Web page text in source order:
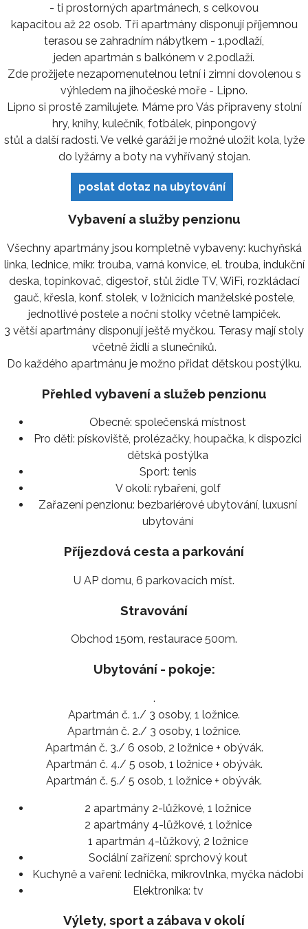
- ti prostorných apartmánech, s celkovou
kapacitou až 22 osob. Tři apartmány disponují příjemnou
terasou se zahradním nábytkem - 1.podlaží,
jeden apartmán s balkónem v 2.podlaží.
Zde prožijete nezapomenutelnou letní i zimní dovolenou s
výhledem na jihočeské moře - Lipno.
Lipno si prostě zamilujete. Máme pro Vás připraveny stolní
hry, knihy, kulečník, fotbálek, pinpongový
stůl a další radosti. Ve velké garáži je možné uložit kola, lyže
do lyžárny a boty na vyhřívaný stojan.
poslat dotaz na ubytování
Vybavení a služby penzionu
Všechny apartmány jsou kompletně vybaveny: kuchyňská
linka, lednice, mikr. trouba, varná konvice, el. trouba, indukční
deska, topinkovač, digestoř, stůl židle TV, WiFi, rozkládací
gauč, křesla, konf. stolek, v ložnicích manželské postele,
jednotlivé postele a noční stolky včetně lampiček.
3 větší apartmány disponují ještě myčkou. Terasy mají stoly
včetně židlí a slunečníků.
Do každého apartmánu je možno přidat dětskou postýlku.
Přehled vybavení a služeb penzionu
Obecně: společenská místnost
Pro děti: pískoviště, prolézačky, houpačka, k dispozici
dětská postýlka
Sport: tenis
V okolí: rybaření, golf
Zařazení penzionu: bezbariérové ubytování, luxusní
ubytování
Příjezdová cesta a parkování
U AP domu, 6 parkovacích míst.
Stravování
Obchod 150m, restaurace 500m.
Ubytování - pokoje:
.
Apartmán č. 1./ 3 osoby, 1 ložnice.
Apartmán č. 2./ 3 osoby, 1 ložnice.
Apartmán č. 3./ 6 osob, 2 ložnice + obývák.
Apartmán č. 4./ 5 osob, 1 ložnice + obývák.
Apartmán č. 5./ 5 osob, 1 ložnice + obývák.
2 apartmány 2-lůžkové, 1 ložnice
2 apartmány 4-lůžkové, 1 ložnice
1 apartmán 4-lůžkový, 2 ložnice
Sociální zařízení: sprchový kout
Kuchyně a vaření: lednička, mikrovlnka, myčka nádobí
Elektronika: tv
Výlety, sport a zábava v okolí